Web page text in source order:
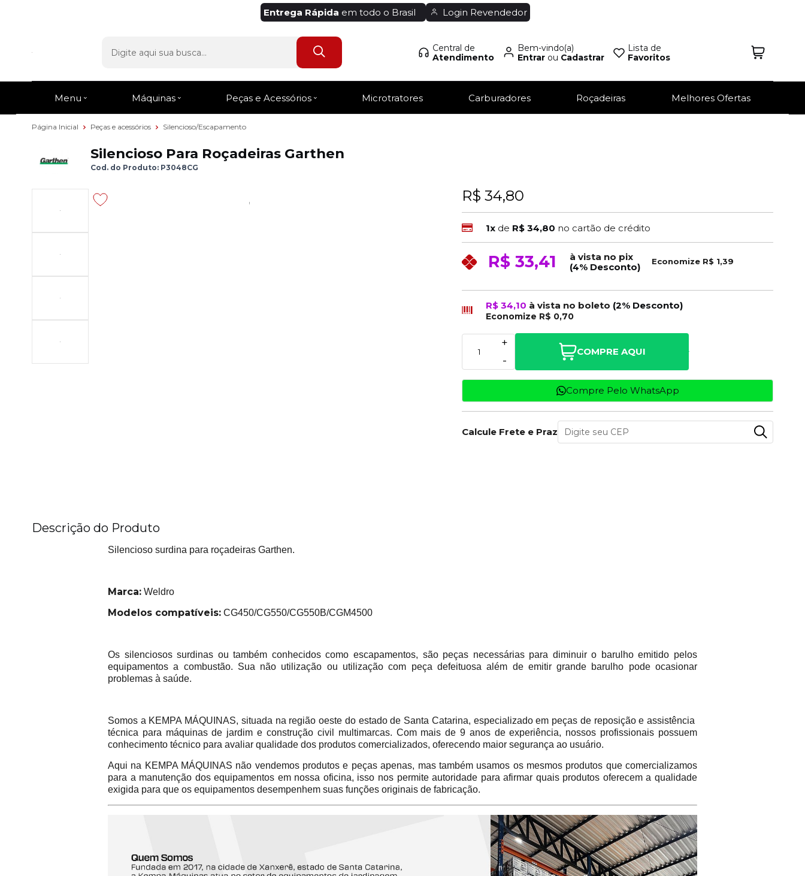
Entrega Rápida em todo o Brasil Login Revendedor
Central de
Atendimento
Bem-vindo(a)
Entrarou Cadastrar
Lista de
Favoritos
Menu Máquinas Peças e Acessórios Microtratores Carburadores Roçadeiras Melhores Ofertas
Página Inicial Peças e acessórios Silencioso/Escapamento
Silencioso Para Roçadeiras Garthen
Cod. do Produto: P3048CG
R$ 34,80
1x de R$ 34,80 no cartão de crédito
R$ 33,41
à vista no pix
(4% Desconto)
Economize R$ 1,39
R$ 34,10 à vista no boleto (2% Desconto)
Economize R$ 0,70
-
+
COMPRE AQUI
Compre Pelo WhatsApp
Calcule Frete e Prazo
Descrição do Produto
Silencioso surdina para roçadeiras Garthen.
Marca: Weldro
Modelos compatíveis: CG450/CG550/CG550B/CGM4500
Os silenciosos surdinas ou também conhecidos como escapamentos, são peças necessárias para diminuir o barulho emitido pelos
equipamentos a combustão. Sua não utilização ou utilização com peça defeituosa além de emitir grande barulho pode ocasionar
problemas à saúde.
Somos a KEMPA MÁQUINAS, situada na região oeste do estado de Santa Catarina, especializado em peças de reposição e assistência
técnica para máquinas de jardim e construção civil multimarcas. Com mais de 9 anos de experiência, nossos profissionais possuem
conhecimento técnico para avaliar qualidade dos produtos comercializados, oferecendo maior segurança ao usuário.
Aqui na KEMPA MÁQUINAS não vendemos produtos e peças apenas, mas também usamos os mesmos produtos que comercializamos
para a manutenção dos equipamentos em nossa oficina, isso nos permite autoridade para afirmar quais produtos oferecem a qualidade
exigida para que os equipamentos desempenhem suas funções originais de fabricação.